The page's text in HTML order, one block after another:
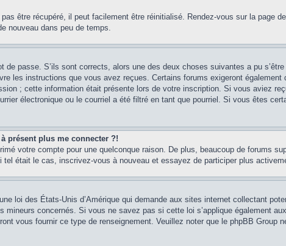
être récupéré, il peut facilement être réinitialisé. Rendez-vous sur la page
nouveau dans peu de temps.
de passe. S’ils sont corrects, alors une des deux choses suivantes a pu
les instructions que vous avez reçues. Certains forums exigeront
; cette information était présente lors de votre inscription. Si vous aviez
électronique ou le courriel a été filtré en tant que pourriel. Si vous êtes
présent plus me connecter ?!
votre compte pour une quelconque raison. De plus, beaucoup de forums
était le cas, inscrivez-vous à nouveau et essayez de participer plus
loi des États-Unis d’Amérique qui demande aux sites internet collectant
mineurs concernés. Si vous ne savez pas si cette loi s’applique également
vous fournir ce type de renseignement. Veuillez noter que le phpBB Group